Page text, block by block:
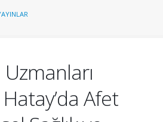
Uzmanları
Afet